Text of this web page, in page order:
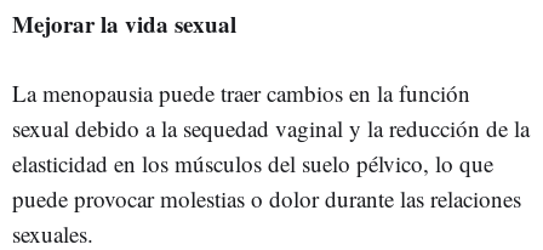
Mejorar la vida sexual
La menopausia puede traer cambios en la función
sexual debido a la sequedad vaginal y la reducción de la
elasticidad en los músculos del suelo pélvico, lo que
puede provocar molestias o dolor durante las relaciones
sexuales.